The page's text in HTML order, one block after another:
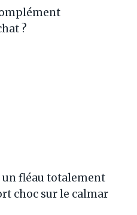
?
fléau totalement
choc sur le calmar